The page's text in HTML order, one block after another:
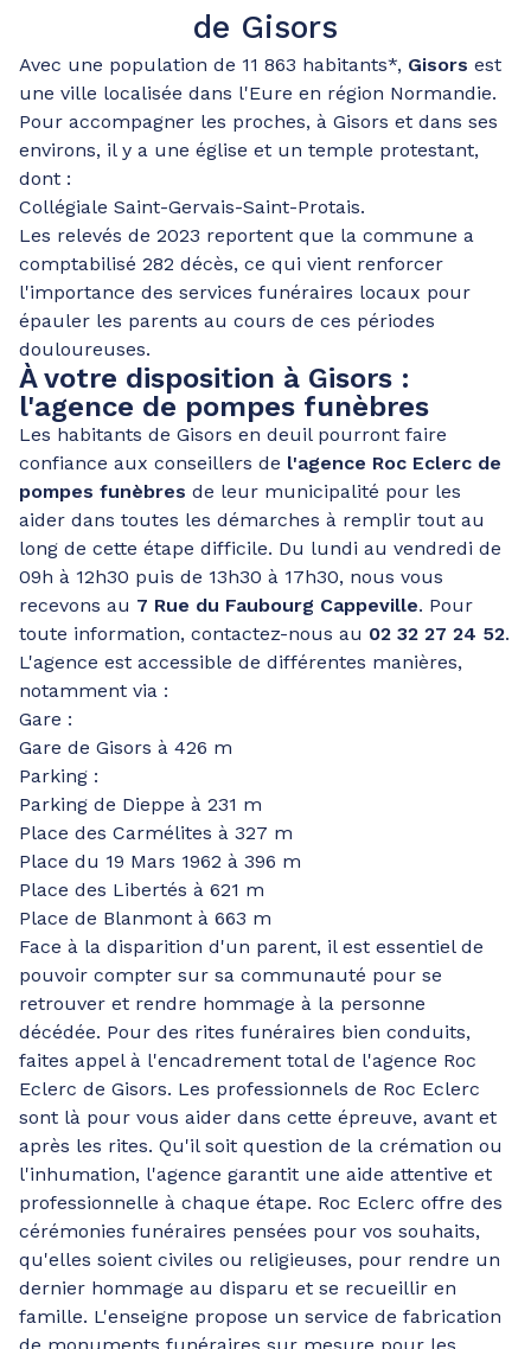
de Gisors
Avec une population de 11 863 habitants*, Gisors est
une ville localisée dans l'Eure en région Normandie.
Pour accompagner les proches, à Gisors et dans ses
environs, il y a une église et un temple protestant,
dont :
Collégiale Saint-Gervais-Saint-Protais.
Les relevés de 2023 reportent que la commune a
comptabilisé 282 décès, ce qui vient renforcer
l'importance des services funéraires locaux pour
épauler les parents au cours de ces périodes
douloureuses.
À votre disposition à Gisors :
l'agence de pompes funèbres
Les habitants de Gisors en deuil pourront faire
confiance aux conseillers de l'agence Roc Eclerc de
pompes funèbres de leur municipalité pour les
aider dans toutes les démarches à remplir tout au
long de cette étape difficile. Du lundi au vendredi de
09h à 12h30 puis de 13h30 à 17h30, nous vous
recevons au 7 Rue du Faubourg Cappeville. Pour
toute information, contactez-nous au 02 32 27 24 52.
L'agence est accessible de différentes manières,
notamment via :
Gare :
Gare de Gisors à 426 m
Parking :
Parking de Dieppe à 231 m
Place des Carmélites à 327 m
Place du 19 Mars 1962 à 396 m
Place des Libertés à 621 m
Place de Blanmont à 663 m
Face à la disparition d'un parent, il est essentiel de
pouvoir compter sur sa communauté pour se
retrouver et rendre hommage à la personne
décédée. Pour des rites funéraires bien conduits,
faites appel à l'encadrement total de l'agence Roc
Eclerc de Gisors. Les professionnels de Roc Eclerc
sont là pour vous aider dans cette épreuve, avant et
après les rites. Qu'il soit question de la crémation ou
l'inhumation, l'agence garantit une aide attentive et
professionnelle à chaque étape. Roc Eclerc offre des
cérémonies funéraires pensées pour vos souhaits,
qu'elles soient civiles ou religieuses, pour rendre un
dernier hommage au disparu et se recueillir en
famille. L'enseigne propose un service de fabrication